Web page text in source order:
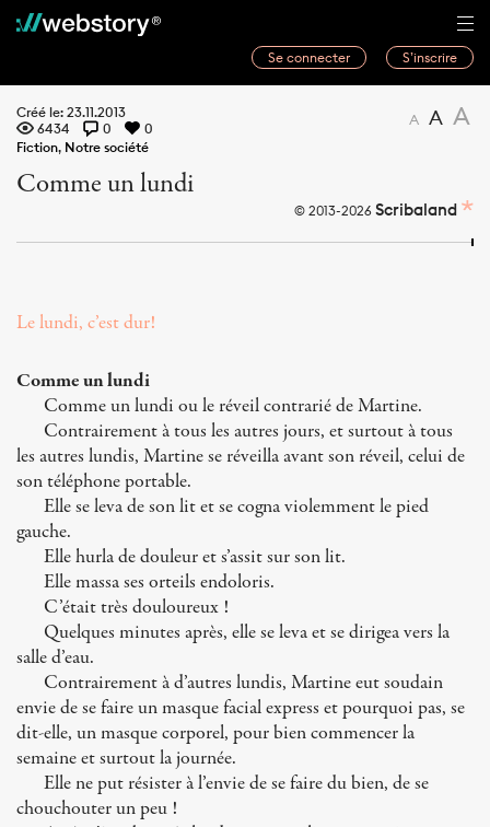
Se connecter S’inscrire
Créé le: 23.11.2013
6434
0
0
Fiction, Notre société
A A A
Comme un lundi
© 2013-2026 Scribaland
Le lundi, c’est dur!
Comme un lundi
Comme un lundi ou le réveil contrarié de Martine.
Contrairement à tous les autres jours, et surtout à tous
les autres lundis, Martine se réveilla avant son réveil, celui de
son téléphone portable.
Elle se leva de son lit et se cogna violemment le pied
gauche.
Elle hurla de douleur et s’assit sur son lit.
Elle massa ses orteils endoloris.
C’était très douloureux !
Quelques minutes après, elle se leva et se dirigea vers la
salle d’eau.
Contrairement à d’autres lundis, Martine eut soudain
envie de se faire un masque facial express et pourquoi pas, se
dit-elle, un masque corporel, pour bien commencer la
semaine et surtout la journée.
Elle ne put résister à l’envie de se faire du bien, de se
chouchouter un peu !